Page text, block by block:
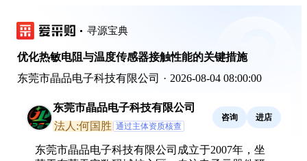
寻源宝典
优化热敏电阻与温度传感器接触性能的关键措施
东莞市晶品电子科技有限公司 · 2026-08-04 08:00:00
东莞市晶品电子科技有限公司
法人:何国胜 通过主体资质核查
咨询 进店
东莞市晶品电子科技有限公司成立于2007年，坐